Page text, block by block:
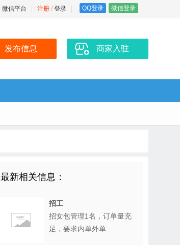
注册 / 登录 QQ登录 微信登录
微信平台
发布信息 商家入驻
最新相关信息：
招工
招女包管理1名，订单量充
足，要求内单外单..